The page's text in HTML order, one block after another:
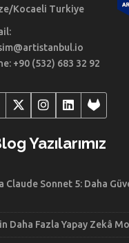
Kocaeli Turkiye
+90 (532) 683 32 92
Yazılarımız
Claude Sonnet 5: Daha
Daha Fazla Yapay Zekâ